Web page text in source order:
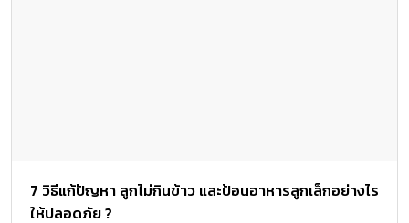
7 วิธีแก้ปัญหา ลูกไม่กินข้าว และป้อนอาหารลูกเล็กอย่างไร
ให้ปลอดภัย ?